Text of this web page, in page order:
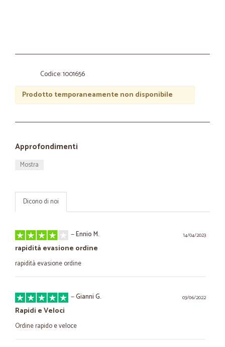
Codice: 1001656
Prodotto temporaneamente non disponibile
Approfondimenti
Mostra
Dicono di noi
14/04/2023
—Ennio M.
rapidità evasione ordine
rapidità evasione ordine
03/06/2022
—Gianni G.
Rapidi e Veloci
Ordine rapido e veloce